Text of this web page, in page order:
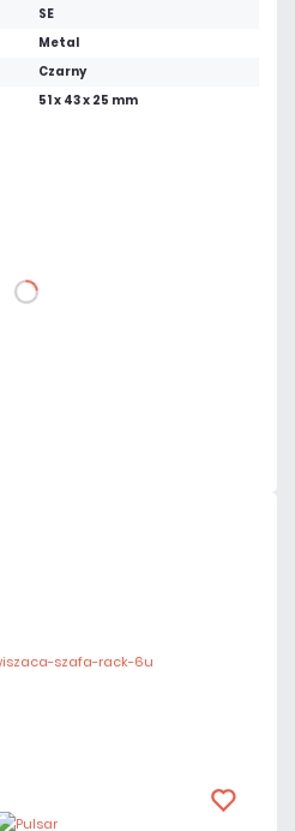
SE
Metal
Czarny
51 x 43 x 25 mm
DO KOSZYKA